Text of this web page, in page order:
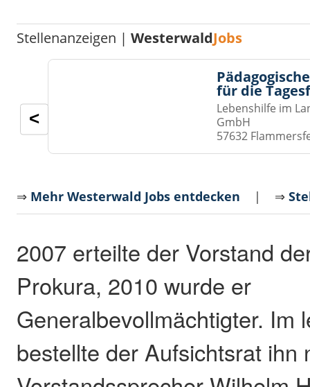
Stellenanzeigen |WesterwaldJobs
für die
Lebenshilfe im
GmbH
57632
<
⇒ Mehr Westerwald Jobs entdecken | ⇒
2007 erteilte der Vorstand
Prokura, 2010 wurde er
Generalbevollmächtigter. Im
bestellte der Aufsichtsrat ihn